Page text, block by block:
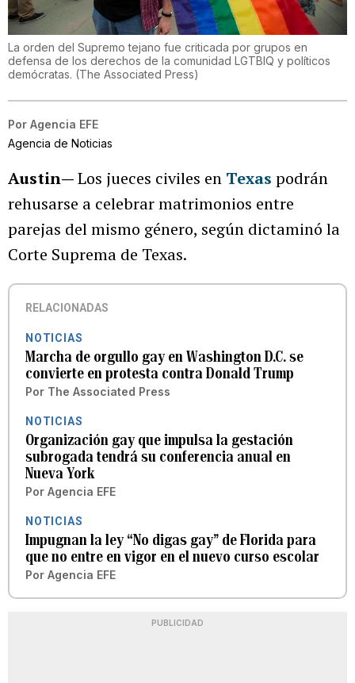
La orden del Supremo tejano fue criticada por grupos en
defensa de los derechos de la comunidad LGTBIQ y políticos
demócratas. (The Associated Press)
Por Agencia EFE
Agencia de Noticias
Austin—Los jueces civiles en Texas podrán
rehusarse a celebrar matrimonios entre
parejas del mismo género, según dictaminó la
Corte Suprema de Texas.
RELACIONADAS
NOTICIAS
Marcha de orgullo gay en Washington D.C. se
convierte en protesta contra Donald Trump
Por The Associated Press
NOTICIAS
Organización gay que impulsa la gestación
subrogada tendrá su conferencia anual en
Nueva York
Por Agencia EFE
NOTICIAS
Impugnan la ley “No digas gay” de Florida para
que no entre en vigor en el nuevo curso escolar
Por Agencia EFE
PUBLICIDAD